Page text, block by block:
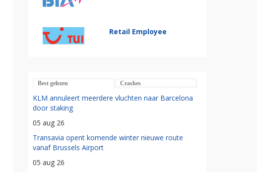
Retail Employee
Best gelezen Crashes
KLM annuleert meerdere vluchten naar Barcelona
door staking
05 aug 26
Transavia opent komende winter nieuwe route
vanaf Brussels Airport
05 aug 26